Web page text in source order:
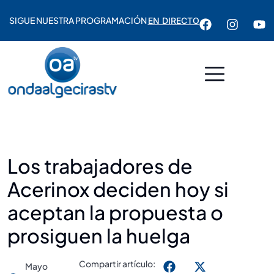
SIGUE NUESTRA PROGRAMACIÓNEN DIRECTO
Los trabajadores de
Acerinox deciden hoy si
aceptan la propuesta o
prosiguen la huelga
Mayo
Compartir artículo: